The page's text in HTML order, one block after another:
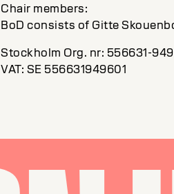
Chair members:
BoD consists of Gitte
Stockholm Org. nr: 556631-
VAT: SE 556631949601